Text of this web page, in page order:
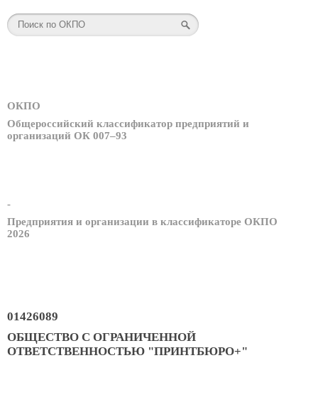
ОКПО
Общероссийский классификатор предприятий и
организаций ОК 007–93
-
Предприятия и организации в классификаторе ОКПО
2026
01426089
ОБЩЕСТВО С ОГРАНИЧЕННОЙ
ОТВЕТСТВЕННОСТЬЮ "ПРИНТБЮРО+"